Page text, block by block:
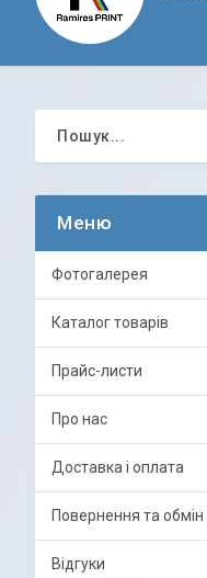
Фотогалерея
Каталог товарів
Прайс-листи
Про нас
Доставка і оплата
Повернення та обмін
Відгуки